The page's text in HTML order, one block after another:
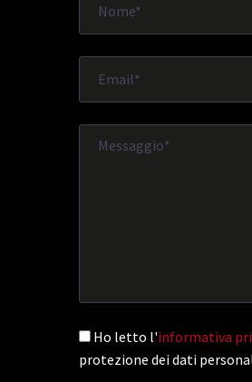
Ho letto l'informativa
protezione dei dati